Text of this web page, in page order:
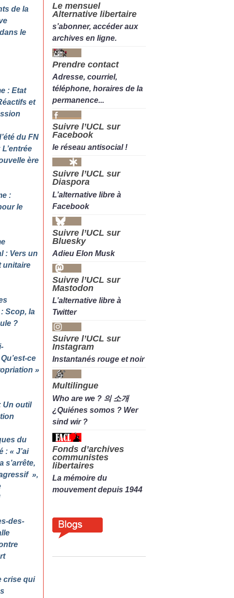
de la
le
: Etat
et
du FN
ère
:
le
: Vers un
unitaire
Scop, la
?
ce
»
Un outil
du
: « J’ai
s’arrête,
»,
des-
crise qui
Le mensuel
Alternative libertaire
s’abonner, accéder aux
archives en ligne.
Prendre contact
Adresse, courriel,
téléphone, horaires de la
permanence...
Suivre l’UCL sur
Facebook
le réseau antisocial !
Suivre l’UCL sur
Diaspora
L’alternative libre à
Facebook
Suivre l’UCL sur
Bluesky
Adieu Elon Musk
Suivre l’UCL sur
Mastodon
L’alternative libre à
Twitter
Suivre l’UCL sur
Instagram
Instantanés rouge et noir
Multilingue
Who are we ? 의 소개
¿Quiénes somos ? Wer
sind wir ?
Fonds d’archives
communistes
libertaires
La mémoire du
mouvement depuis 1944